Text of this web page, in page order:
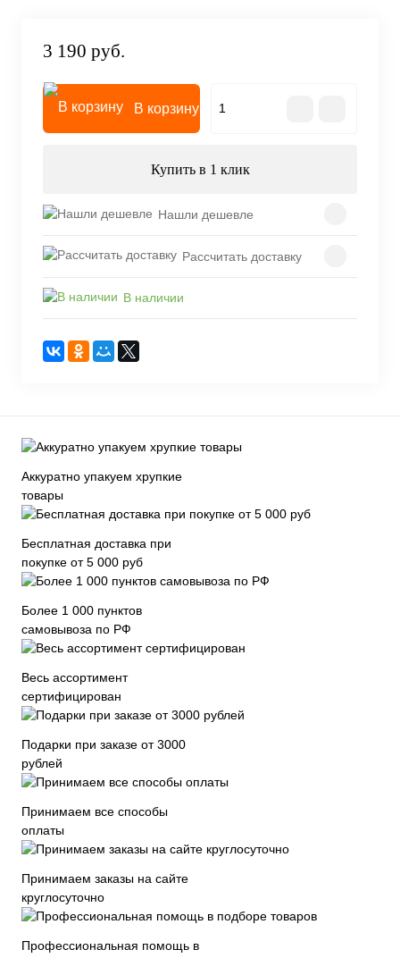
3 190 руб.
В корзину
Купить в 1 клик
Нашли дешевле
Рассчитать доставку
В наличии
Аккуратно упакуем хрупкие
товары
Бесплатная доставка при
покупке от 5 000 руб
Более 1 000 пунктов
самовывоза по РФ
Весь ассортимент
сертифицирован
Подарки при заказе от 3000
рублей
Принимаем все способы
оплаты
Принимаем заказы на сайте
круглосуточно
Профессиональная помощь в